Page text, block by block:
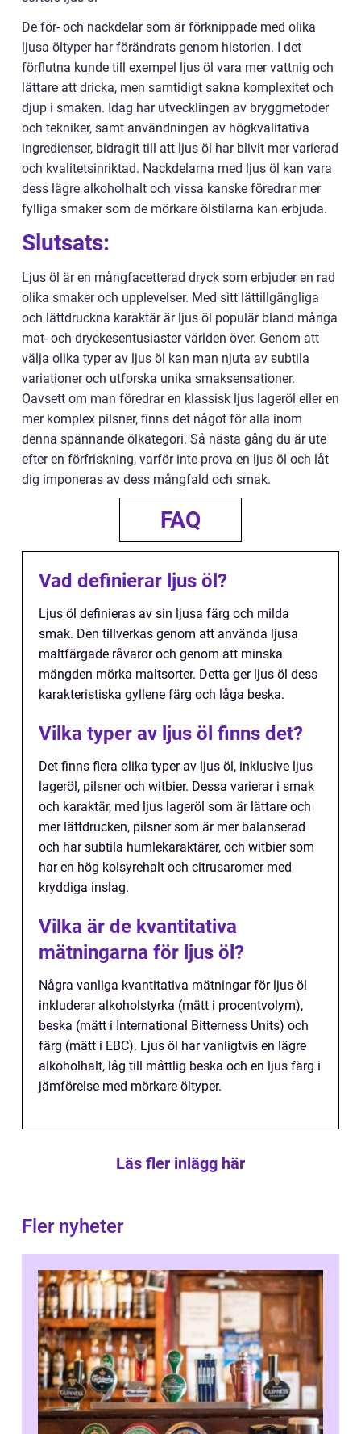
De för- och nackdelar som är förknippade med olika
ljusa öltyper har förändrats genom historien. I det
förflutna kunde till exempel ljus öl vara mer vattnig och
lättare att dricka, men samtidigt sakna komplexitet och
djup i smaken. Idag har utvecklingen av bryggmetoder
och tekniker, samt användningen av högkvalitativa
ingredienser, bidragit till att ljus öl har blivit mer varierad
och kvalitetsinriktad. Nackdelarna med ljus öl kan vara
dess lägre alkoholhalt och vissa kanske föredrar mer
fylliga smaker som de mörkare ölstilarna kan erbjuda.
Slutsats:
Ljus öl är en mångfacetterad dryck som erbjuder en rad
olika smaker och upplevelser. Med sitt lättillgängliga
och lättdruckna karaktär är ljus öl populär bland många
mat- och dryckesentusiaster världen över. Genom att
välja olika typer av ljus öl kan man njuta av subtila
variationer och utforska unika smaksensationer.
Oavsett om man föredrar en klassisk ljus lageröl eller en
mer komplex pilsner, finns det något för alla inom
denna spännande ölkategori. Så nästa gång du är ute
efter en förfriskning, varför inte prova en ljus öl och låt
dig imponeras av dess mångfald och smak.
FAQ
Vad definierar ljus öl?
Ljus öl definieras av sin ljusa färg och milda
smak. Den tillverkas genom att använda ljusa
maltfärgade råvaror och genom att minska
mängden mörka maltsorter. Detta ger ljus öl dess
karakteristiska gyllene färg och låga beska.
Vilka typer av ljus öl finns det?
Det finns flera olika typer av ljus öl, inklusive ljus
lageröl, pilsner och witbier. Dessa varierar i smak
och karaktär, med ljus lageröl som är lättare och
mer lättdrucken, pilsner som är mer balanserad
och har subtila humlekaraktärer, och witbier som
har en hög kolsyrehalt och citrusaromer med
kryddiga inslag.
Vilka är de kvantitativa
mätningarna för ljus öl?
Några vanliga kvantitativa mätningar för ljus öl
inkluderar alkoholstyrka (mätt i procentvolym),
beska (mätt i International Bitterness Units) och
färg (mätt i EBC). Ljus öl har vanligtvis en lägre
alkoholhalt, låg till måttlig beska och en ljus färg i
jämförelse med mörkare öltyper.
Läs fler inlägg här
Fler nyheter